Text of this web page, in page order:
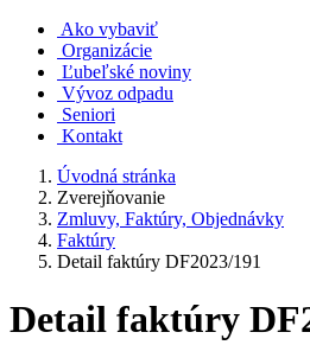
Ako vybaviť
Organizácie
Ľubeľské noviny
Vývoz odpadu
Seniori
Kontakt
Úvodná stránka
Zverejňovanie
Zmluvy, Faktúry, Objednávky
Faktúry
Detail faktúry DF2023/191
Detail faktúry